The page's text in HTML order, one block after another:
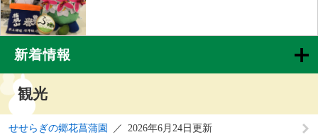
新着情報
観光
せせらぎの郷花菖蒲園 2026年6月24日更新